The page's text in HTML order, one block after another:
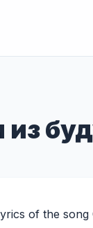
из
of the